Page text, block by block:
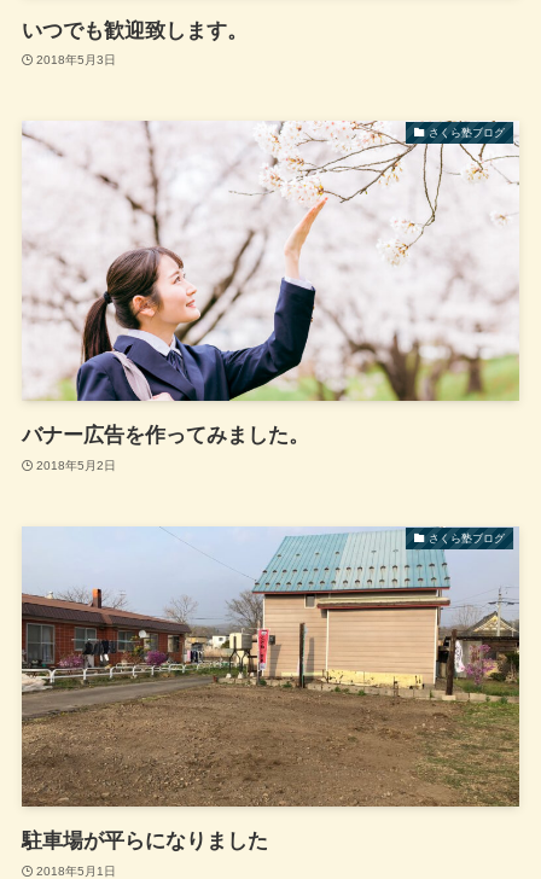
いつでも歓迎致します。
2018年5月3日
さくら塾ブログ
バナー広告を作ってみました。
2018年5月2日
さくら塾ブログ
駐車場が平らになりました
2018年5月1日